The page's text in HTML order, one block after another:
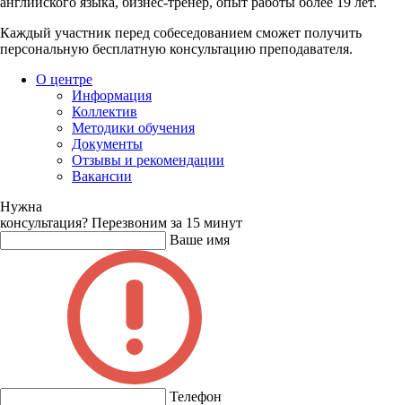
Каждый участник перед собеседованием сможет получить
персональную бесплатную консультацию преподавателя.
О центре
Информация
Коллектив
Методики обучения
Документы
Отзывы и рекомендации
Вакансии
Нужна
консультация? Перезвоним за 15 минут
Ваше имя
Телефон